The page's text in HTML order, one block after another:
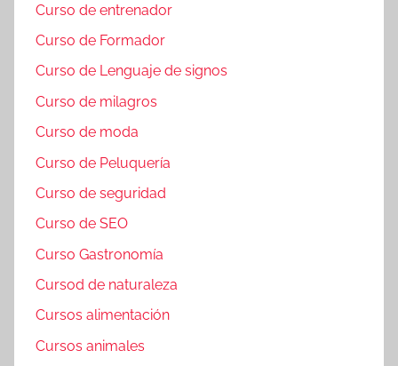
Curso de entrenador
Curso de Formador
Curso de Lenguaje de signos
Curso de milagros
Curso de moda
Curso de Peluquería
Curso de seguridad
Curso de SEO
Curso Gastronomía
Cursod de naturaleza
Cursos alimentación
Cursos animales